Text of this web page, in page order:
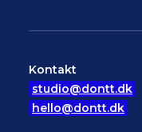
Kontakt
studio@dontt.dk
hello@dontt.dk